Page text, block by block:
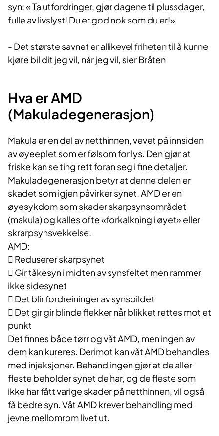
syn: « Ta utfordringer, gjør dagene til plussdager,
fulle av livslyst! Du er god nok som du er!»
- Det største savnet er allikevel friheten til å kunne
kjøre bil dit jeg vil, når jeg vil, sier Bråten
Hva er AMD
(Makuladegenerasjon)
Makula er en del av netthinnen, vevet på innsiden
av øyeeplet som er følsom for lys. Den gjør at
friske kan se ting rett foran seg i fine detaljer.
Makuladegenerasjon betyr at denne delen er
skadet som igjen påvirker synet. AMD er en
øyesykdom som skader skarpsynsområdet
(makula) og kalles ofte «forkalkning i øyet» eller
skrarpsynsvekkelse.
AMD:
 Reduserer skarpsynet
 Gir tåkesyn i midten av synsfeltet men rammer
ikke sidesynet
 Det blir fordreininger av synsbildet
 Det gir gir blinde flekker når blikket rettes mot et
punkt
Det finnes både tørr og våt AMD, men ingen av
dem kan kureres. Derimot kan våt AMD behandles
med injeksjoner. Behandlingen gjør at de aller
fleste beholder synet de har, og de fleste som
ikke har fått varige skader på netthinnen, vil også
få bedre syn. Våt AMD krever behandling med
jevne mellomrom livet ut.